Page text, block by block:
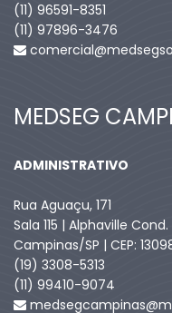
(11) 96591-8351
(11) 97896-3476
MEDSEG
ADMINISTRATIVO
Rua Aguaçu, 171
Sala 115 | Alphaville
Campinas/SP | CEP:
(19) 3308-5313
(11) 99410-9074​